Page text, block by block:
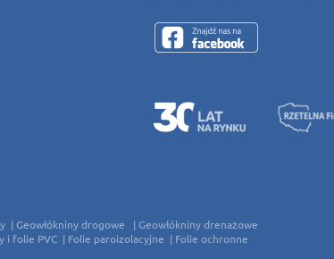
Geowłókniny drogowe
Geowłókniny drenażowe
i folie PVC Folie paroizolacyjne
Folie ochronne